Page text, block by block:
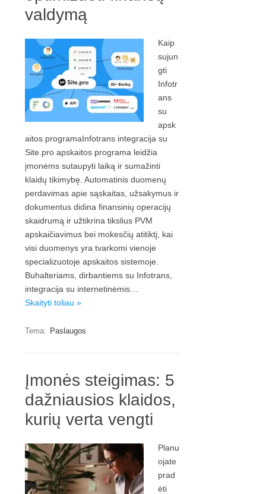
valdymą
Kaip
sujun
gti
Infotr
ans
su
apsk
aitos programaInfotrans integracija su
Site.pro apskaitos programa leidžia
įmonėms sutaupyti laiką ir sumažinti
klaidų tikimybę. Automatinis duomenų
perdavimas apie sąskaitas, užsakymus ir
dokumentus didina finansinių operacijų
skaidrumą ir užtikrina tikslius PVM
apskaičiavimus bei mokesčių atitiktį, kai
visi duomenys yra tvarkomi vienoje
specializuotoje apskaitos sistemoje.
Buhalteriams, dirbantiems su Infotrans,
integracija su internetinėmis…
Skaityti toliau »
Tema: Paslaugos
Įmonės steigimas: 5
dažniausios klaidos,
kurių verta vengti
Planu
ojate
prad
ėti